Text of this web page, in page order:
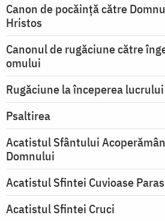
Canon de pocăință către
Hristos
Canonul de rugăciune către
omului
Rugăciune la începerea lucrului
Psaltirea
Acatistul Sfântului
Domnului
Acatistul Sfintei Cuvioase
Acatistul Sfintei Cruci